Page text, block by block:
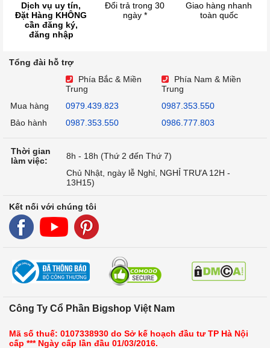
Dịch vụ uy tín,
Đặt Hàng KHÔNG
cần đăng ký,
đăng nhập
Đổi trả trong 30
ngày *
Giao hàng nhanh
toàn quốc
Tổng đài hỗ trợ
Phía Bắc & Miền
Trung
Phía Nam & Miền
Trung
Mua hàng
0979.439.823
0987.353.550
Bảo hành
0987.353.550 0986.777.803
Thời gian
làm việc:
8h - 18h (Thứ 2 đến Thứ 7)
Chủ Nhật, ngày lễ Nghỉ, NGHỈ TRƯA 12H -
13H15)
Kết nối với chúng tôi
Công Ty Cổ Phần Bigshop Việt Nam
Mã số thuế: 0107338930 do Sở kế hoạch đầu tư TP Hà Nội
cấp *** Ngày cấp lần đầu 01/03/2016.